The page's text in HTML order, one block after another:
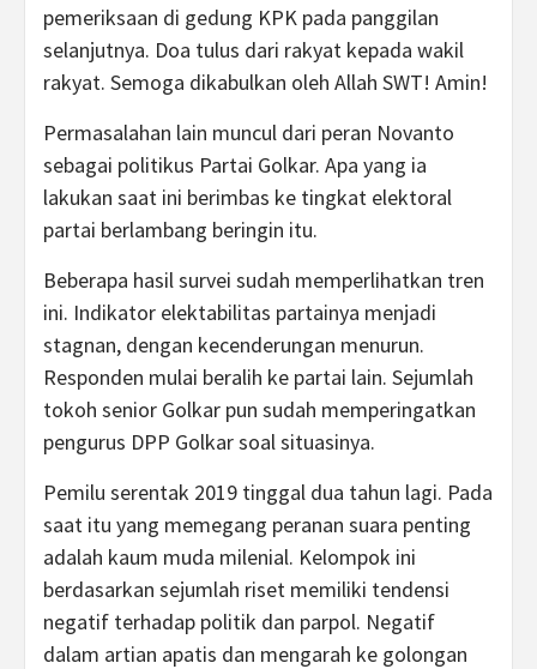
pemeriksaan di gedung KPK pada panggilan
selanjutnya. Doa tulus dari rakyat kepada wakil
rakyat. Semoga dikabulkan oleh Allah SWT! Amin!
Permasalahan lain muncul dari peran Novanto
sebagai politikus Partai Golkar. Apa yang ia
lakukan saat ini berimbas ke tingkat elektoral
partai berlambang beringin itu.
Beberapa hasil survei sudah memperlihatkan tren
ini. Indikator elektabilitas partainya menjadi
stagnan, dengan kecenderungan menurun.
Responden mulai beralih ke partai lain. Sejumlah
tokoh senior Golkar pun sudah memperingatkan
pengurus DPP Golkar soal situasinya.
Pemilu serentak 2019 tinggal dua tahun lagi. Pada
saat itu yang memegang peranan suara penting
adalah kaum muda milenial. Kelompok ini
berdasarkan sejumlah riset memiliki tendensi
negatif terhadap politik dan parpol. Negatif
dalam artian apatis dan mengarah ke golongan